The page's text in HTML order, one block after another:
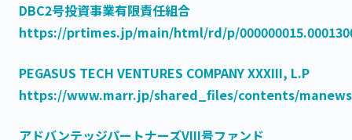
DBC2号投資事業有限責任組合
https://prtimes.jp/main/html/rd/p/
PEGASUS TECH VENTURES COMPANY XXXIII, L.P
https://www.marr.jp/shared_files/contents/
アドバンテッジパートナーズVIII号ファンド